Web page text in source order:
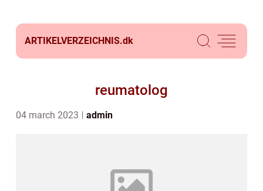
ARTIKELVERZEICHNIS.dk
reumatolog
04 march 2023 admin